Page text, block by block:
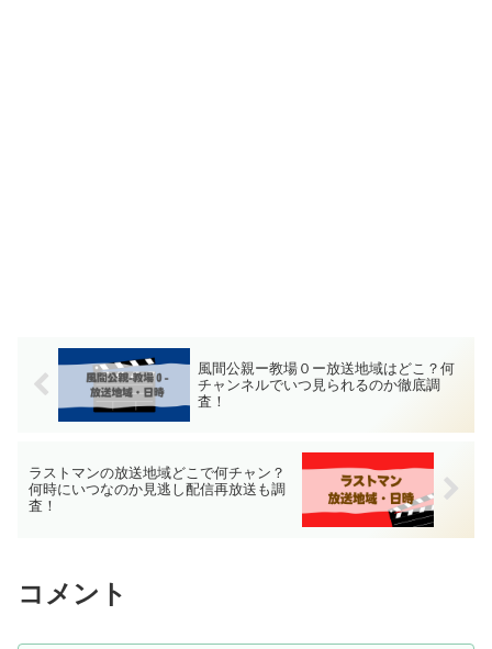
風間公親ー教場０ー放送地域はどこ？何
チャンネルでいつ見られるのか徹底調
査！
ラストマンの放送地域どこで何チャン？
何時にいつなのか見逃し配信再放送も調
査！
コメント